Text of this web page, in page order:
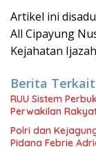
Artikel ini
All Cipayung
Kejahatan
Berita Terkait
RUU Sistem
Perwakilan
Polri dan
Pidana Febrie